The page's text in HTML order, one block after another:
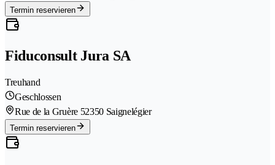
Termin reservieren
Fiduconsult Jura SA
Treuhand
Geschlossen
Rue de la Gruère 52350 Saignelégier
Termin reservieren